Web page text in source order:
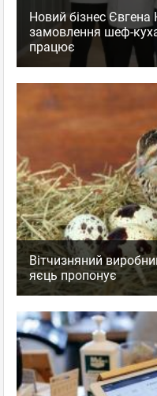
Новий бізнес Євгена
замовлення шеф-
працює
Вітчизняний
яєць пропонує